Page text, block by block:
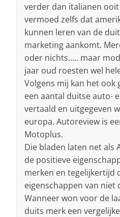
verder dan italianen
vermoed zelfs dat
kunnen leren van de
marketing aankomt.
oder nichts….. maar
jaar oud roesten wel
Volgens mij kan het ook
een aantal duitse auto-
vertaald en uitgegeven
europa. Autoreview is
Motoplus.
Die bladen laten net als
de positieve
merken en tegelijkertijd
eigenschappen van niet
Wanneer won voor de
duits merk een